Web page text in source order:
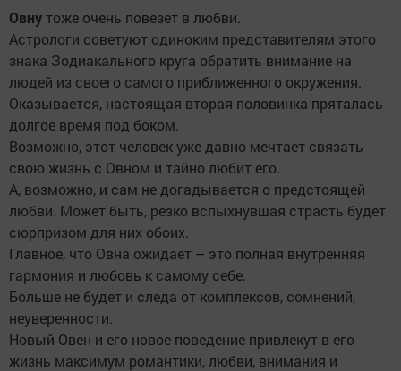
Овнутоже очень повезет в любви.
Астрологи советуют одиноким представителям этого
знака Зодиакального круга обратить внимание на
людей из своего самого приближенного окружения.
Оказывается, настоящая вторая половинка пряталась
долгое время под боком.
Возможно, этот человек уже давно мечтает связать
свою жизнь с Овном и тайно любит его.
А, возможно, и сам не догадывается о предстоящей
любви. Может быть, резко вспыхнувшая страсть будет
сюрпризом для них обоих.
Главное, что Овна ожидает – это полная внутренняя
гармония и любовь к самому себе.
Больше не будет и следа от комплексов, сомнений,
неуверенности.
Новый Овен и его новое поведение привлекут в его
жизнь максимум романтики, любви, внимания и